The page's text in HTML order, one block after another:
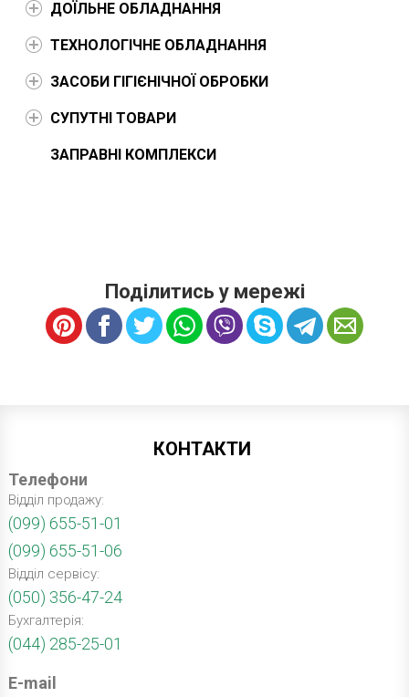
ДОЇЛЬНЕ ОБЛАДНАННЯ
ТЕХНОЛОГІЧНЕ ОБЛАДНАННЯ
ЗАСОБИ ГІГІЄНІЧНОЇ ОБРОБКИ
СУПУТНІ ТОВАРИ
ЗАПРАВНІ КОМПЛЕКСИ
Поділитись у мережі
КОНТАКТИ
Телефони
Відділ продажу:
(099) 655-51-01
(099) 655-51-06
Відділ сервісу:
(050) 356-47-24
Бухгалтерія:
(044) 285-25-01
E-mail